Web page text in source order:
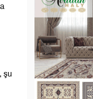
şu